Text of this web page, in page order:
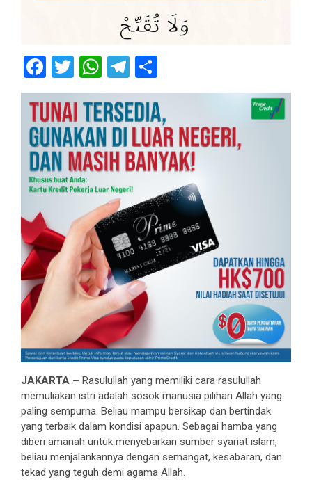
Facebook
Twitter
WhatsApp
Telegram
JAKARTA – Rasulullah yang memiliki cara rasulullah
memuliakan istri adalah sosok manusia pilihan Allah yang
paling sempurna. Beliau mampu bersikap dan bertindak
yang terbaik dalam kondisi apapun. Sebagai hamba yang
diberi amanah untuk menyebarkan sumber syariat islam,
beliau menjalankannya dengan semangat, kesabaran, dan
tekad yang teguh demi agama Allah.